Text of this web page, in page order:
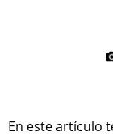
En este artículo